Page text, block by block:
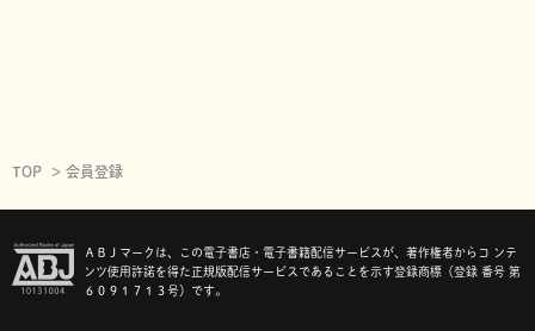
TOP 会員登録
ＡＢＪマークは、この電子書店・電子書籍配信サービスが、著作権者からコ ンテ
ンツ使用許諾を得た正規版配信サービスであることを示す登録商標（登録 番号 第
６０９１７１３号）です。